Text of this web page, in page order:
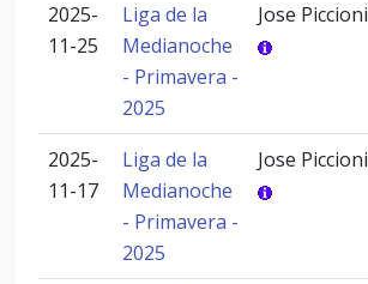
2025-
11-25
Liga de la
Medianoche
- Primavera -
2025
Jose Piccioni
2025-
11-17
Liga de la
Medianoche
- Primavera -
2025
Jose Piccioni